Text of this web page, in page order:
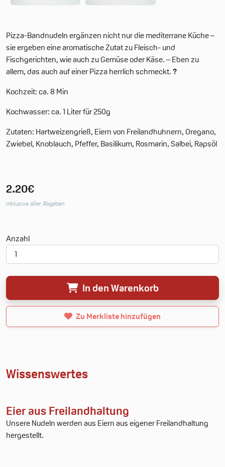
Pizza-Bandnudeln ergänzen nicht nur die mediterrane Küche –
sie ergeben eine aromatische Zutat zu Fleisch- und
Fischgerichten, wie auch zu Gemüse oder Käse. – Eben zu
allem, das auch auf einer Pizza herrlich schmeckt.?
Kochzeit: ca. 8 Min
Kochwasser: ca. 1 Liter für 250g
Zutaten: Hartweizengrieß, Eiern von Freilandhuhnern, Oregano,
Zwiebel, Knoblauch, Pfeffer, Basilikum, Rosmarin, Salbei, Rapsöl
2.20€
inklusive aller Abgaben
Anzahl
In den Warenkorb
0 Produkte
Neue Merkliste erstellen
Zu Merkliste hinzufügen
Wissenswertes
Eier aus Freilandhaltung
Unsere Nudeln werden aus Eiern aus eigener Freilandhaltung
hergestellt.